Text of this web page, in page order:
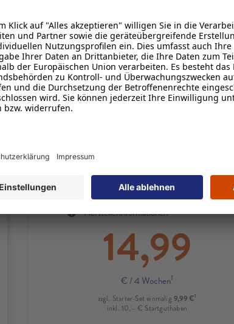
Zuerst50 GBinkl.5Gmit bis zu100 Mbit/s1
und bei Bedarfunbegrenzt oft 1 GB kostenlos
nachbuchen 2
FLATMinuten & SMS1
Produktdetails zum Tarif M
Produktinformationsblatt
Herstellerinformationen
14,99
€ / 4 Wochen1
zzgl. Starter-Set einmalig 9,99 €1
inkl. 10,– € Startguthaben